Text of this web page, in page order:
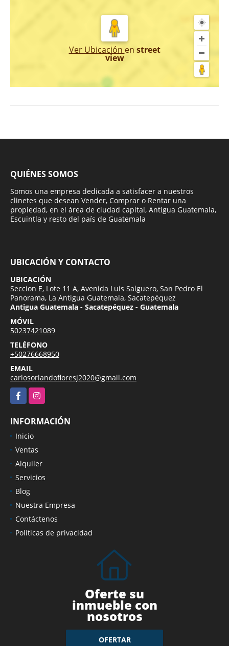
Ver Ubicación en street
view
QUIÉNES SOMOS
Somos una empresa dedicada a satisfacer a nuestros
clinetes que desean Vender, Comprar o Rentar una
propiedad, en el área de ciudad capital, Antigua Guatemala,
Escuintla y resto del país de Guatemala
UBICACIÓN Y CONTACTO
UBICACIÓN
Seccion E, Lote 11 A, Avenida Luis Salguero, San Pedro El
Panorama, La Antigua Guatemala, Sacatepéquez
Antigua Guatemala - Sacatepéquez - Guatemala
MÓVIL
50237421089
TELÉFONO
+50276668950
EMAIL
carlosorlandofloresj2020@gmail.com
FacebookInstagram
INFORMACIÓN
Inicio
Ventas
Alquiler
Servicios
Blog
Nuestra Empresa
Contáctenos
Políticas de privacidad
Oferte su
inmueble con
nosotros
OFERTAR